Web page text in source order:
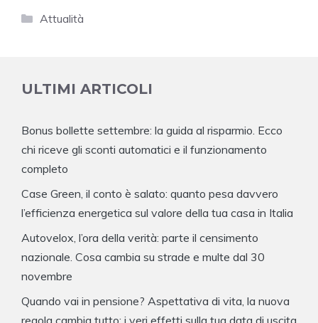
Categorie
Attualità
ULTIMI ARTICOLI
Bonus bollette settembre: la guida al risparmio. Ecco
chi riceve gli sconti automatici e il funzionamento
completo
Case Green, il conto è salato: quanto pesa davvero
l’efficienza energetica sul valore della tua casa in Italia
Autovelox, l’ora della verità: parte il censimento
nazionale. Cosa cambia su strade e multe dal 30
novembre
Quando vai in pensione? Aspettativa di vita, la nuova